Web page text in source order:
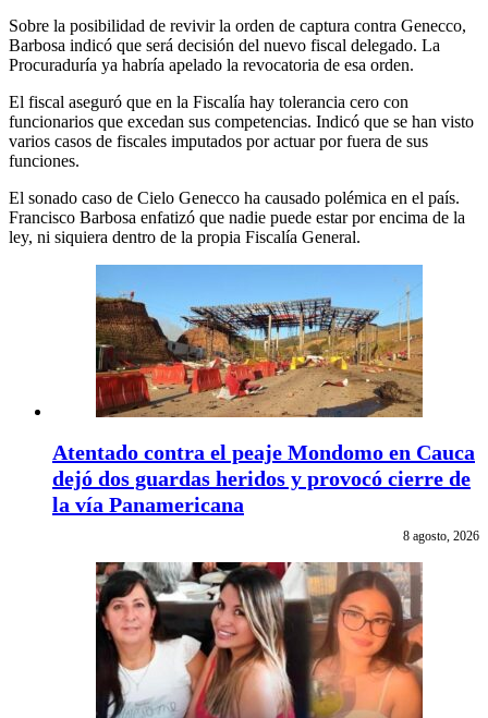
Sobre la posibilidad de revivir la orden de captura contra Genecco,
Barbosa indicó que será decisión del nuevo fiscal delegado. La
Procuraduría ya habría apelado la revocatoria de esa orden.
El fiscal aseguró que en la Fiscalía hay tolerancia cero con
funcionarios que excedan sus competencias. Indicó que se han visto
varios casos de fiscales imputados por actuar por fuera de sus
funciones.
El sonado caso de Cielo Genecco ha causado polémica en el país.
Francisco Barbosa enfatizó que nadie puede estar por encima de la
ley, ni siquiera dentro de la propia Fiscalía General.
Atentado contra el peaje Mondomo en Cauca
dejó dos guardas heridos y provocó cierre de
la vía Panamericana
8 agosto, 2026